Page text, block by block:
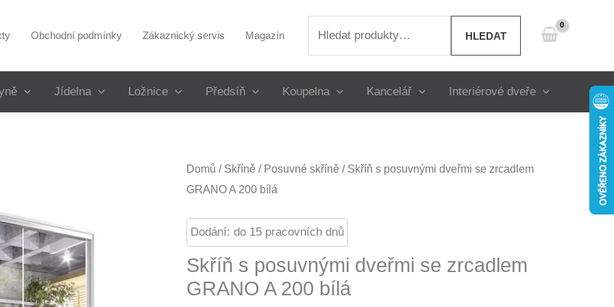
Obchodní podmínky Zákaznický servis Magazín HLEDAT
Jídelna Ložnice Předsíň Koupelna Kancelář Interiérové dveře
Domů / Skříně / Posuvné skříně / Skříň s posuvnými dveřmi se zrcadlem
GRANO A 200 bílá
Dodání: do 15 pracovních dnů
Skříň s posuvnými dveřmi se zrcadlem
GRANO A 200 bílá